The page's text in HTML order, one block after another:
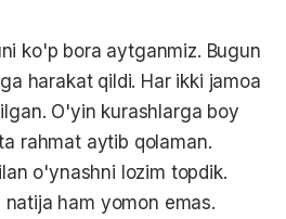
ko'p bora aytganmiz. Bugun
harakat qildi. Har ikki jamoa
O'yin kurashlarga boy
rahmat aytib qolaman.
o'ynashni lozim topdik.
ham yomon emas.